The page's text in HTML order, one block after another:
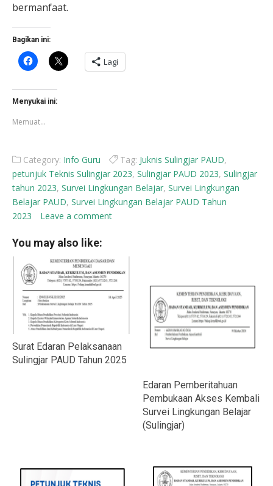
bermanfaat.
Bagikan ini:
Klik
untuk
Facebook(Membuka
di
jendela
baru)
Klik
untuk
berbagi
Lagi
Menyukai ini:
Memuat...
Category: Info Guru Tag: Juknis Sulingjar PAUD,
petunjuk Teknis Sulingjar 2023, Sulingjar PAUD 2023, Sulingjar
tahun 2023, Survei Lingkungan Belajar, Survei Lingkungan
Belajar PAUD, Survei Lingkungan Belajar PAUD Tahun
2023
Leave a comment
You may also like:
Surat Edaran Pelaksanaan
Sulingjar PAUD Tahun 2025
Edaran Pemberitahuan
Pembukaan Akses Kembali
Survei Lingkungan Belajar
(Sulingjar)